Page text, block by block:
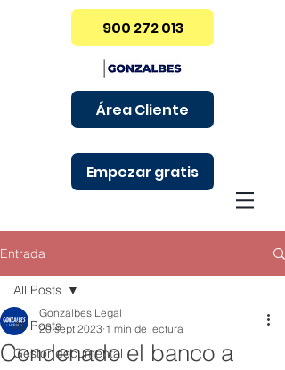
900 272 013
Área Cliente
Empezar gratis
Entrada
All Posts
Gestor documental
All Posts
Condenado el banco a
Gonzalbes Legal
20 sept 2023 1 min de lectura